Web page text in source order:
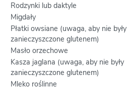
Rodzynki lub daktyle
Migdały
Płatki owsiane (uwaga, aby nie były
zanieczyszczone glutenem)
Masło orzechowe
Kasza jaglana (uwaga, aby nie były
zanieczyszczone glutenem)
Mleko roślinne